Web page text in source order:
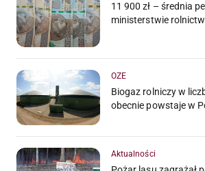
11 900 zł – średnia
ministerstwie
OZE
Biogaz rolniczy w
obecnie powstaje w
Aktualności